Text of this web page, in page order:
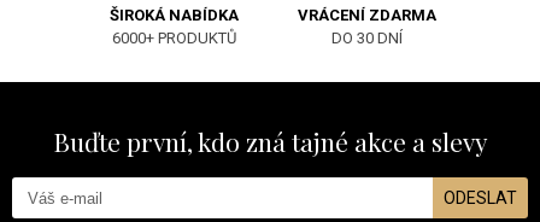
ŠIROKÁ NABÍDKA
6000+ PRODUKTŮ
VRÁCENÍ ZDARMA
DO 30 DNÍ
Buďte první, kdo zná tajné akce a slevy
ODESLAT